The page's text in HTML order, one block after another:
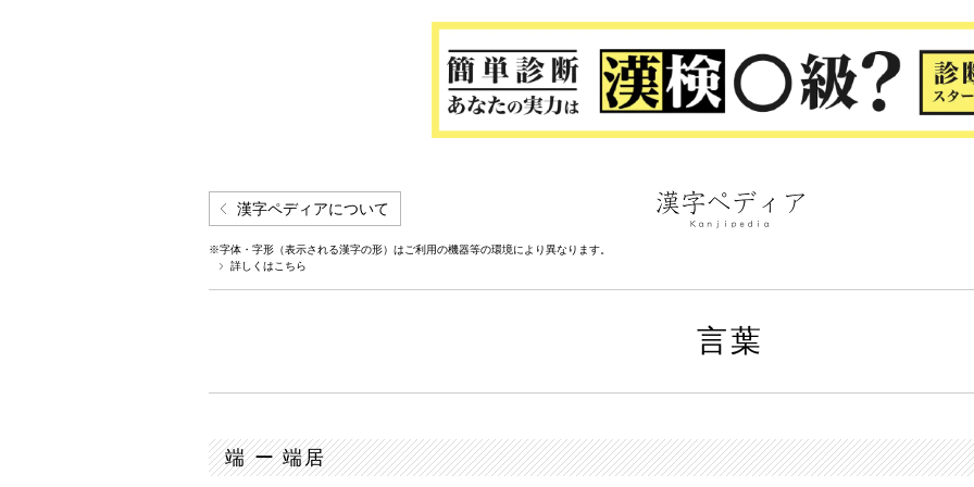
漢字ペディアについて
※字体・字形（表示される漢字の形）はご利用の機器等の環境により異なります。
詳しくはこちら
言葉
端 ー 端居